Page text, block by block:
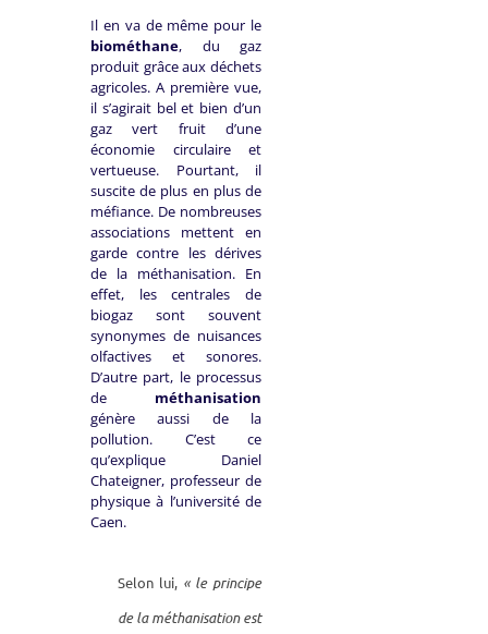
Il en va de même pour le
biométhane, du gaz
produit grâce aux déchets
agricoles. A première vue,
il s’agirait bel et bien d’un
gaz vert fruit d’une
économie circulaire et
vertueuse. Pourtant, il
suscite de plus en plus de
méfiance. De nombreuses
associations mettent en
garde contre les dérives
de la méthanisation. En
effet, les centrales de
biogaz sont souvent
synonymes de nuisances
olfactives et sonores.
D’autre part, le processus
de méthanisation
génère aussi de la
pollution. C’est ce
qu’explique Daniel
Chateigner, professeur de
physique à l’université de
Caen.
Selon lui, « le principe
de la méthanisation est